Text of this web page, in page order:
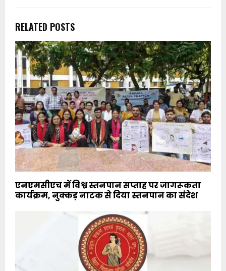
RELATED POSTS
एनएमसीएच में विश्व स्तनपान सप्ताह पर जागरूकता
कार्यक्रम, नुक्कड़ नाटक से दिया स्तनपान का संदेश